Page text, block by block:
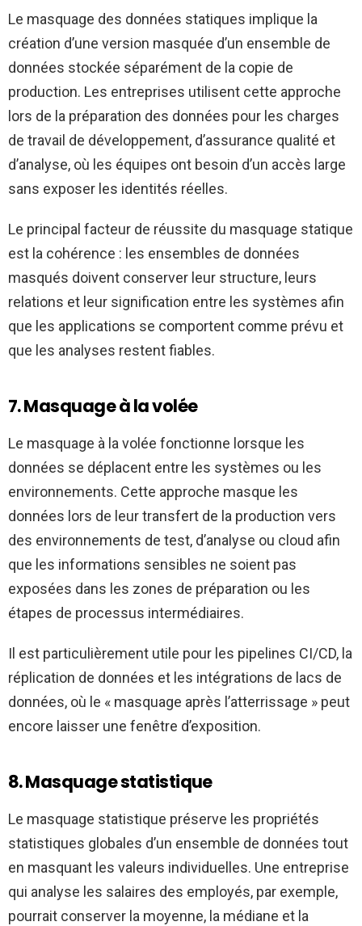
Le masquage des données statiques implique la
création d’une version masquée d’un ensemble de
données stockée séparément de la copie de
production. Les entreprises utilisent cette approche
lors de la préparation des données pour les charges
de travail de développement, d’assurance qualité et
d’analyse, où les équipes ont besoin d’un accès large
sans exposer les identités réelles.
Le principal facteur de réussite du masquage statique
est la cohérence : les ensembles de données
masqués doivent conserver leur structure, leurs
relations et leur signification entre les systèmes afin
que les applications se comportent comme prévu et
que les analyses restent fiables.
7. Masquage à la volée
Le masquage à la volée fonctionne lorsque les
données se déplacent entre les systèmes ou les
environnements. Cette approche masque les
données lors de leur transfert de la production vers
des environnements de test, d’analyse ou cloud afin
que les informations sensibles ne soient pas
exposées dans les zones de préparation ou les
étapes de processus intermédiaires.
Il est particulièrement utile pour les pipelines CI/CD, la
réplication de données et les intégrations de lacs de
données, où le « masquage après l’atterrissage » peut
encore laisser une fenêtre d’exposition.
8. Masquage statistique
Le masquage statistique préserve les propriétés
statistiques globales d’un ensemble de données tout
en masquant les valeurs individuelles. Une entreprise
qui analyse les salaires des employés, par exemple,
pourrait conserver la moyenne, la médiane et la